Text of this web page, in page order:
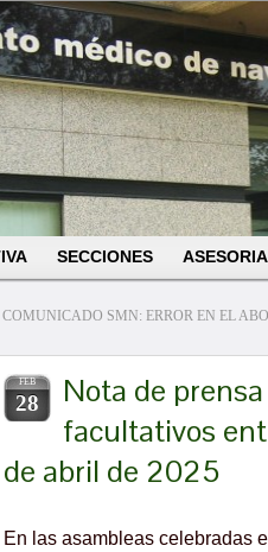
SECCIONES
COMUNICADO SMN: ERROR EN EL
FEB
28
Nota de
facultativos
de abril de 2025
En las asambleas celebradas